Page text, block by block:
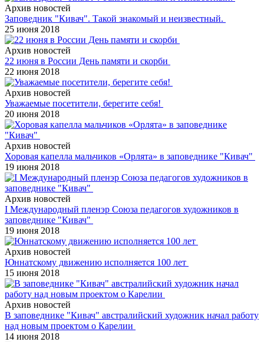
Архив новостей
Заповедник "Кивач". Такой знакомый и неизвестный.
25 июня 2018
Архив новостей
22 июня в России День памяти и скорби
22 июня 2018
Архив новостей
Уважаемые посетители, берегите себя!
20 июня 2018
Архив новостей
Хоровая капелла мальчиков «Орлята» в заповеднике "Кивач"
19 июня 2018
Архив новостей
I Международный пленэр Союза педагогов художников в
заповеднике "Кивач"
19 июня 2018
Архив новостей
Юннатскому движению исполняется 100 лет
15 июня 2018
Архив новостей
В заповеднике "Кивач" австралийский художник начал работу
над новым проектом о Карелии
14 июня 2018